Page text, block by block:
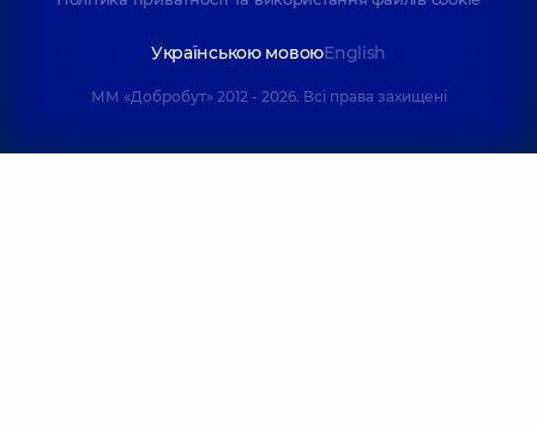
Українською мовоюEnglish
ММ «Добробут» 2012 - 2026. Всі права захищені